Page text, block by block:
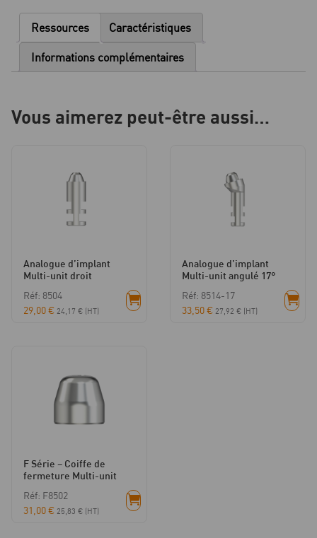
Multi-
unit
Ressources Caractéristiques
Informations complémentaires
Vous aimerez peut-être aussi…
Analogue d’implant
Multi-unit droit
Réf: 8504
29,00€ 24,17 € (HT)
Analogue d’implant
Multi-unit angulé 17°
Réf: 8514-17
33,50€ 27,92 € (HT)
F Série – Coiffe de
fermeture Multi-unit
Réf: F8502
31,00€ 25,83 € (HT)